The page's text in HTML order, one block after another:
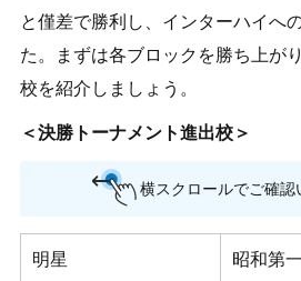
と僅差で勝利し、インターハイへ
た。まずは各ブロックを勝ち上が
校を紹介しましょう。
＜決勝トーナメント進出校＞
横スクロールでご確認
明星
昭和第